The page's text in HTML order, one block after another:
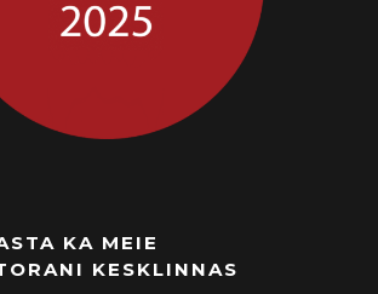
KA MEIE
KESKLINNAS